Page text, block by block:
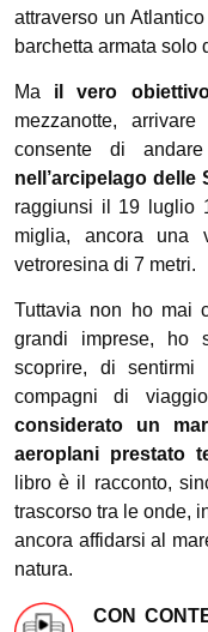
attraverso un
barchetta armata solo
Ma il vero
mezzanotte,
consente di
nell’arcipelago delle
raggiunsi il 19 luglio
miglia, ancora una
vetroresina di 7 metri.
Tuttavia non ho mai
grandi imprese, ho
scoprire, di
compagni di
considerato un
aeroplani prestato
libro è il racconto,
trascorso tra le onde,
ancora affidarsi al
natura.
CON